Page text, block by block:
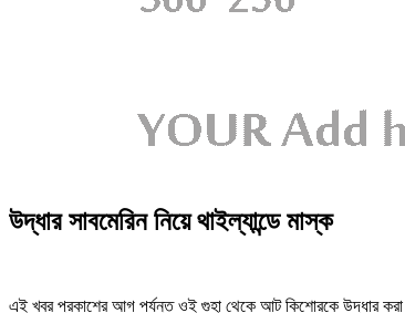
উদ্ধার সাবমেরিন নিয়ে থাইল্যান্ডে মাস্ক
এই খবর প্রকাশের আগ পর্যন্ত ওই গুহা থেকে আট কিশোরকে উদ্ধার করা